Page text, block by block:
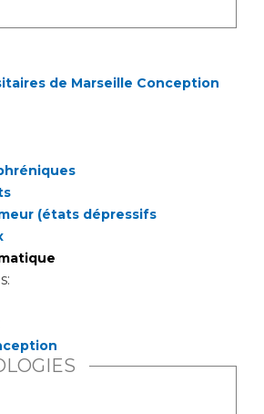
de Marseille Conception
(états dépressifs